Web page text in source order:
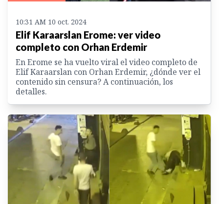
10:31 AM 10 oct. 2024
Elif Karaarslan Erome: ver video
completo con Orhan Erdemir
En Erome se ha vuelto viral el video completo de
Elif Karaarslan con Orhan Erdemir, ¿dónde ver el
contenido sin censura? A continuación, los
detalles.